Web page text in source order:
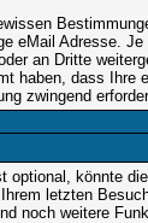
eMail Adresse.
an Dritte
haben, dass
zwingend
optional, könnte
letzten
noch weitere